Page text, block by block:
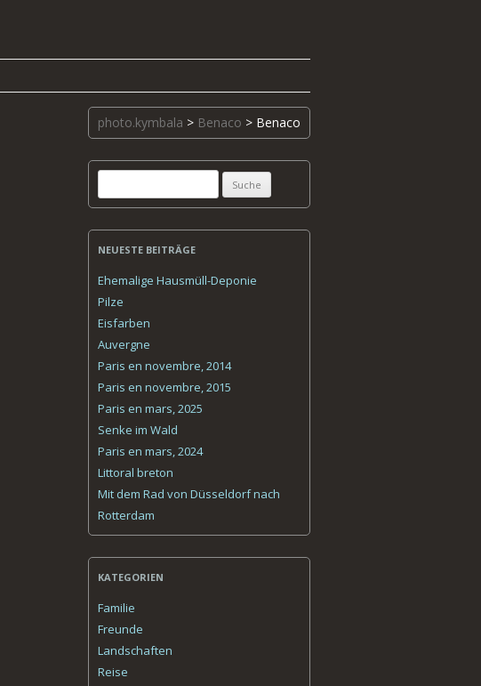
photo.kymbala > Benaco > Benaco
nach:
NEUESTE BEITRÄGE
Ehemalige Hausmüll-Deponie
Pilze
Eisfarben
Auvergne
Paris en novembre, 2014
Paris en novembre, 2015
Paris en mars, 2025
Senke im Wald
Paris en mars, 2024
Littoral breton
Mit dem Rad von Düsseldorf nach
Rotterdam
KATEGORIEN
Familie
Freunde
Landschaften
Reise